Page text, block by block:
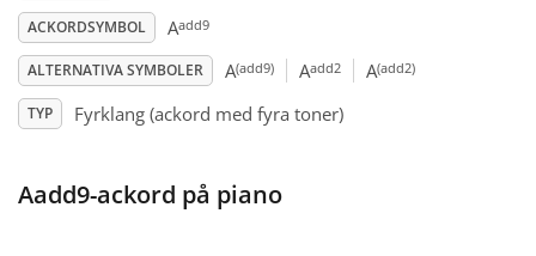
Français
ACKORDSYMBOL Aadd9
ALTERNATIVA SYMBOLER A(add9) Aadd2 A(add2)
TYP Fyrklang (ackord med fyra toner)
Aadd9-ackord på piano